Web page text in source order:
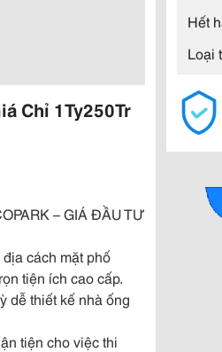
Chỉ 1Ty250Tr
– GIÁ ĐẦU TƯ
cách mặt phố
tiện ích cao cấp.
dễ thiết kế nhà ống
tiện cho việc thi
Hết
Loại